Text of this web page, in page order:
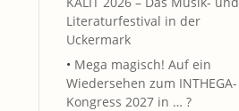
Literaturfestival in der
Uckermark
• Mega magisch! Auf ein
Wiedersehen zum INTHEGA-
Kongress 2027 in … ?